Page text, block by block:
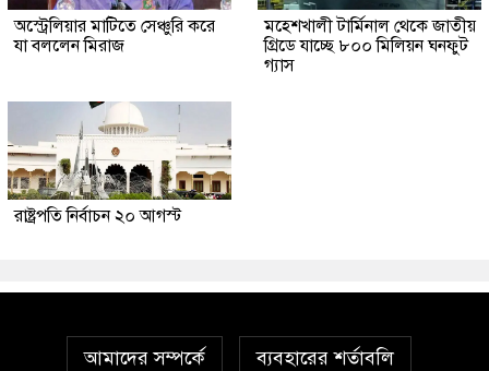
অস্ট্রেলিয়ার মাটিতে সেঞ্চুরি করে
যা বললেন মিরাজ
মহেশখালী টার্মিনাল থেকে জাতীয়
গ্রিডে যাচ্ছে ৮০০ মিলিয়ন ঘনফুট
গ্যাস
রাষ্ট্রপতি নির্বাচন ২০ আগস্ট
আমাদের সম্পর্কে ব্যবহারের শর্তাবলি